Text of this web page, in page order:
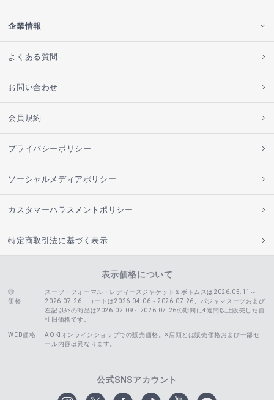
企業情報
よくある質問
お問い合わせ
会員規約
プライバシーポリシー
ソーシャルメディアポリシー
カスタマーハラスメントポリシー
特定商取引法に基づく表示
表示価格について
価格
スーツ・フォーマル・レディースジャケット＆ボトムスは2026.05.11～
2026.07.26、コートは2026.04.06～2026.07.26、
パジャマスーツおよび
左記以外の商品は2026.02.09～2026.07.26の期間に4週間以上販売した自
社旧価格です。
WEB価格
AOKIオンラインショップでの販売価格。※店頭とは販売価格および一部セ
ール内容は異なります。
公式SNSアカウント